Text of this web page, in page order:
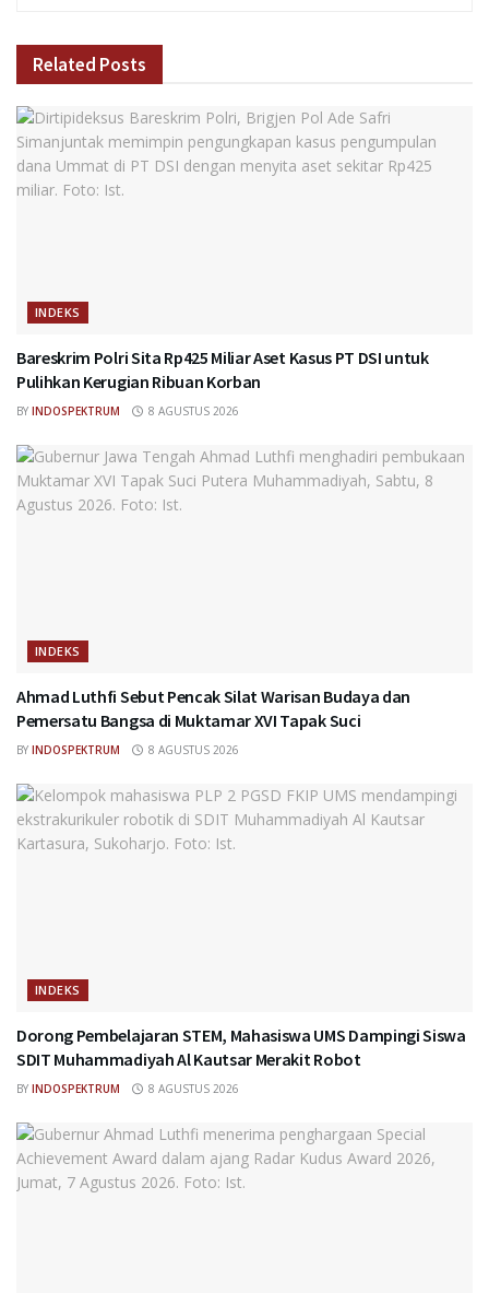
Related Posts
INDEKS
Bareskrim Polri Sita Rp425 Miliar Aset Kasus PT DSI untuk
Pulihkan Kerugian Ribuan Korban
BY INDOSPEKTRUM 8 AGUSTUS 2026
INDEKS
Ahmad Luthfi Sebut Pencak Silat Warisan Budaya dan
Pemersatu Bangsa di Muktamar XVI Tapak Suci
BY INDOSPEKTRUM 8 AGUSTUS 2026
INDEKS
Dorong Pembelajaran STEM, Mahasiswa UMS Dampingi Siswa
SDIT Muhammadiyah Al Kautsar Merakit Robot
BY INDOSPEKTRUM 8 AGUSTUS 2026